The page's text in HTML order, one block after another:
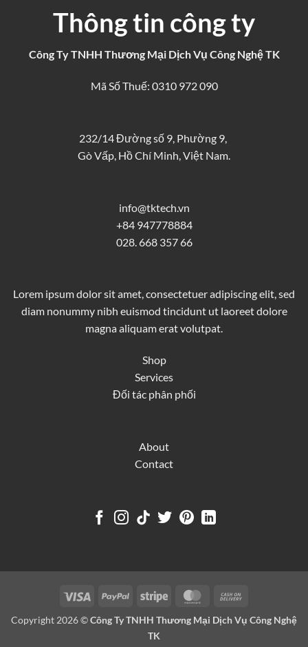
Thông tin công ty
Công Ty TNHH Thương Mại Dịch Vụ Công Nghệ TK
Mã Số Thuế: 0310 972 090
232/14 Đường số 9, Phường 9,
Gò Vấp, Hồ Chí Minh, Việt Nam.
info@tktech.vn
+84 947778884
028. 668 357 66
Lorem ipsum dolor sit amet, consectetuer adipiscing elit, sed
diam nonummy nibh euismod tincidunt ut laoreet dolore
magna aliquam erat volutpat.
Shop
Services
Đối tác phân phối
About
Contact
Visa PayPal Stripe MasterCard
Delivery
Copyright 2026 ©Công Ty TNHH Thương Mại Dịch Vụ Công Nghệ
TK